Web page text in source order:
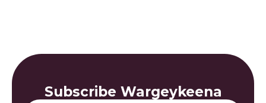
Subscribe Wargeykeena